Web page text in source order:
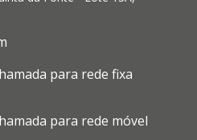
para rede fixa
para rede móvel